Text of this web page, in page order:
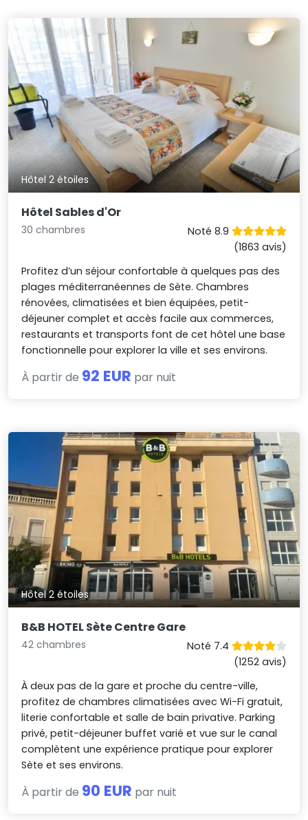
Hôtel 2 étoiles
Hôtel Sables d'Or
30 chambres
Noté 8.9
(1863 avis)
Profitez d’un séjour confortable à quelques pas des
plages méditerranéennes de Sète. Chambres
rénovées, climatisées et bien équipées, petit-
déjeuner complet et accès facile aux commerces,
restaurants et transports font de cet hôtel une base
fonctionnelle pour explorer la ville et ses environs.
À partir de 92 EUR par nuit
Hôtel 2 étoiles
B&B HOTEL Sète Centre Gare
42 chambres
Noté 7.4
(1252 avis)
À deux pas de la gare et proche du centre-ville,
profitez de chambres climatisées avec Wi-Fi gratuit,
literie confortable et salle de bain privative. Parking
privé, petit-déjeuner buffet varié et vue sur le canal
complètent une expérience pratique pour explorer
Sète et ses environs.
À partir de 90 EUR par nuit